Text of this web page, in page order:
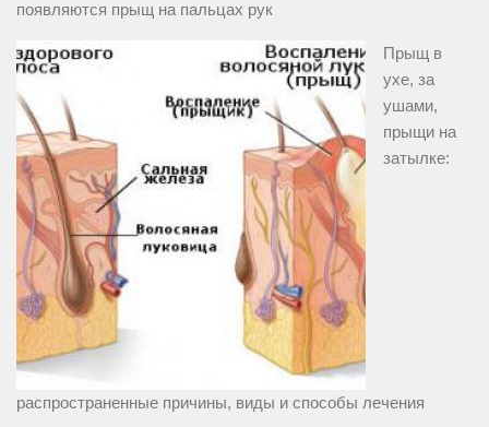
появляются прыщ на пальцах рук
Прыщ в
ухе, за
ушами,
прыщи на
затылке:
распространенные причины, виды и способы лечения